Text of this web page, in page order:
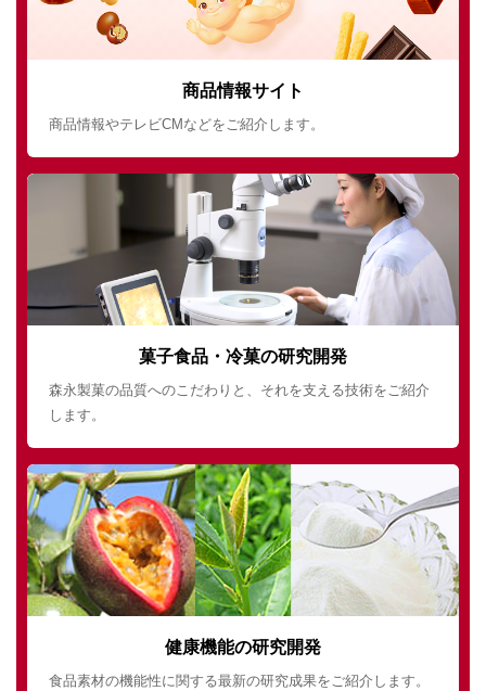
商品情報サイト
商品情報やテレビCMなどをご紹介します。
菓子食品・冷菓の研究開発
森永製菓の品質へのこだわりと、それを支える技術をご紹介
します。
健康機能の研究開発
食品素材の機能性に関する最新の研究成果をご紹介します。